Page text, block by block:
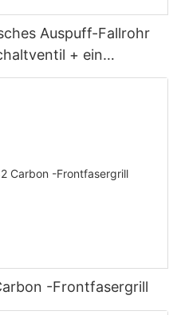
Auspuff-Fallrohr
+ ein
-Frontfasergrill